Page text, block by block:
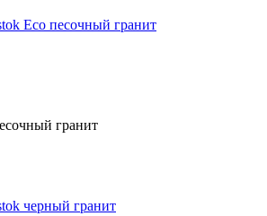
Eco песочный гранит
гранит
черный гранит